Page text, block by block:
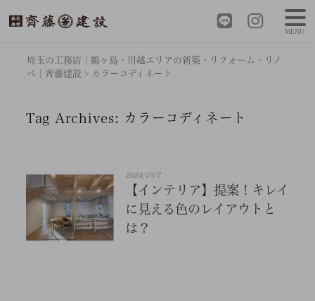
埼玉の工務店｜鶴ヶ島・川越エリアの新築・リフォーム・リノ
ベ｜齊藤建設 > カラーコディネート
Tag Archives: カラーコディネート
2024/10/7
【インテリア】提案！キレイ
に見える色のレイアウトと
は？
MENU